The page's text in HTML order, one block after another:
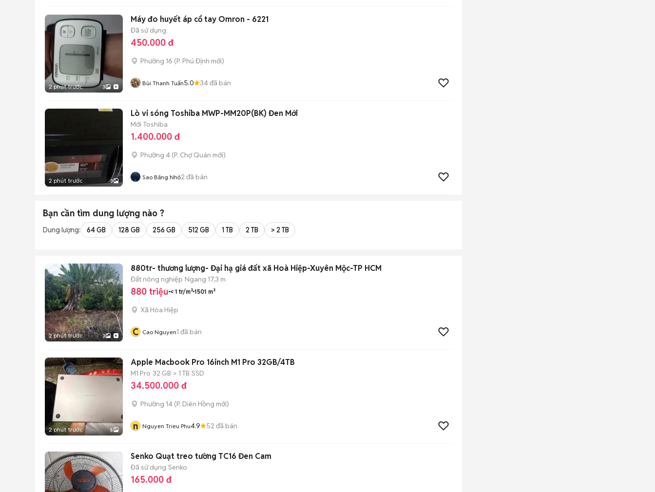
2 phút trước 3
Máy đo huyết áp cổ tay Omron - 6221
Đã sử dụng
450.000 đ
Phường 16 (P. Phú Định mới)
Bùi Thanh Tuấn5.0 34đã bán
2 phút trước 3
Lò vi sóng Toshiba MWP-MM20P(BK) Đen Mới
Mới Toshiba
1.400.000 đ
Phường 4 (P. Chợ Quán mới)
Sao Băng Nhỏ2 đã bán
Bạn cần tìm dung lượng nào ?
Dung lượng: 64 GB 128 GB 256 GB 512 GB 1 TB 2 TB > 2 TB
2 phút trước 3
880tr- thương lượng- Đại hạ giá đất xã Hoà Hiệp-Xuyên Mộc-TP HCM
Đất nông nghiệp Ngang 17,3 m
880 triệu < 1 tr/m² 1501 m²
Xã Hòa Hiệp
C Cao Nguyen1 đã bán
2 phút trước 5
Apple Macbook Pro 16inch M1 Pro 32GB/4TB
M1 Pro 32 GB > 1 TB SSD
34.500.000 đ
Phường 14 (P. Diên Hồng mới)
n Nguyen Trieu Phu4.9 52 đã bán
Senko Quạt treo tường TC16 Đen Cam
Đã sử dụng Senko
165.000 đ